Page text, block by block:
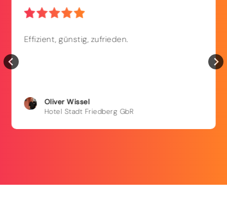
Effizient, günstig, zufrieden.
OliverWissel
Hotel Stadt Friedberg GbR